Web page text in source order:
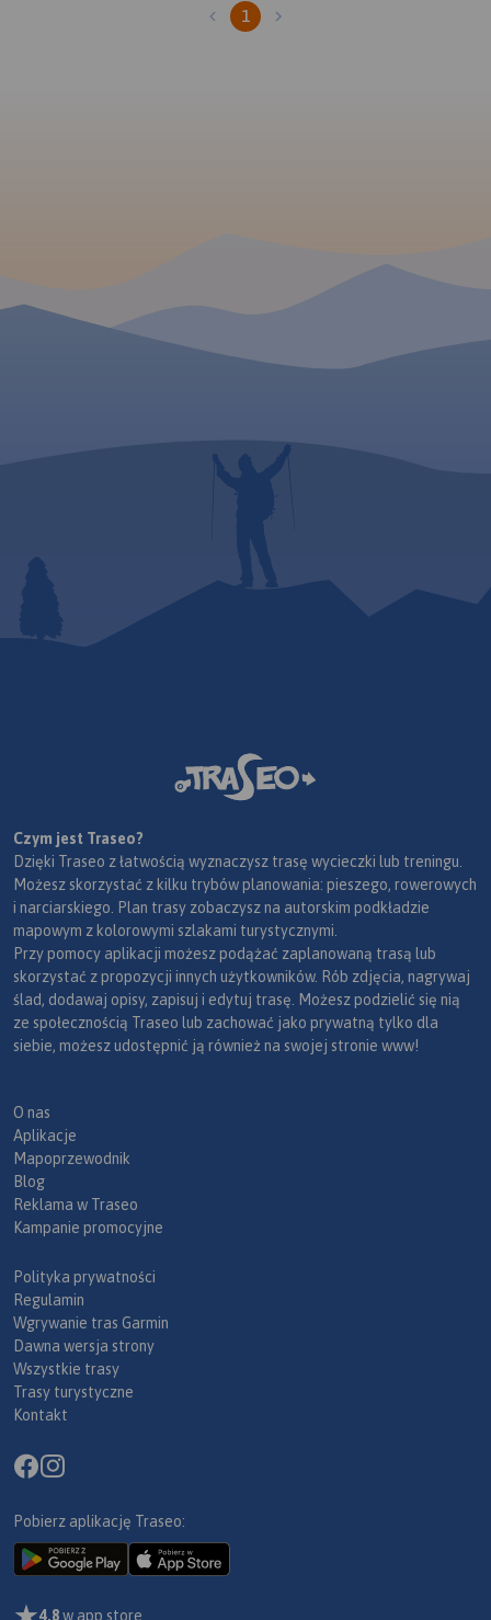
1
Czym jest Traseo?
Dzięki Traseo z łatwością wyznaczysz trasę wycieczki lub treningu.
Możesz skorzystać z kilku trybów planowania: pieszego, rowerowych
i narciarskiego. Plan trasy zobaczysz na autorskim podkładzie
mapowym z kolorowymi szlakami turystycznymi.
Przy pomocy aplikacji możesz podążać zaplanowaną trasą lub
skorzystać z propozycji innych użytkowników. Rób zdjęcia, nagrywaj
ślad, dodawaj opisy, zapisuj i edytuj trasę. Możesz podzielić się nią
ze społecznością Traseo lub zachować jako prywatną tylko dla
siebie, możesz udostępnić ją również na swojej stronie www!
O nas
Aplikacje
Mapoprzewodnik
Blog
Reklama w Traseo
Kampanie promocyjne
Polityka prywatności
Regulamin
Wgrywanie tras Garmin
Dawna wersja strony
Wszystkie trasy
Trasy turystyczne
Kontakt
Pobierz aplikację Traseo:
4,8w app store